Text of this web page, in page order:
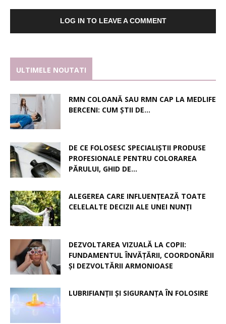
LOG IN TO LEAVE A COMMENT
ULTIMELE NOUTATI
RMN COLOANĂ SAU RMN CAP LA MEDLIFE
BERCENI: CUM ȘTII DE...
DE CE FOLOSESC SPECIALIȘTII PRODUSE
PROFESIONALE PENTRU COLORAREA
PĂRULUI, GHID DE...
ALEGEREA CARE INFLUENȚEAZĂ TOATE
CELELALTE DECIZII ALE UNEI NUNȚI
DEZVOLTAREA VIZUALĂ LA COPII:
FUNDAMENTUL ÎNVĂȚĂRII, COORDONĂRII
ȘI DEZVOLTĂRII ARMONIOASE
LUBRIFIANȚII ȘI SIGURANȚA ÎN FOLOSIRE